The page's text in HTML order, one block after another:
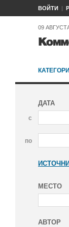
ВОЙТИ
09
ДАТА
с
по
МЕСТО
АВТОР